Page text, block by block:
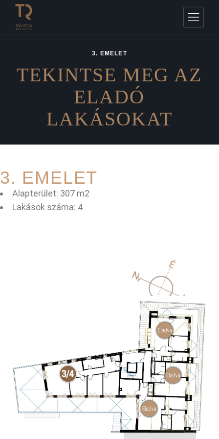
3. EMELET
TEKINTSE MEG AZ
ELADÓ
LAKÁSOKAT
3. EMELET
Alapterület: 307 m2
Lakások száma: 4